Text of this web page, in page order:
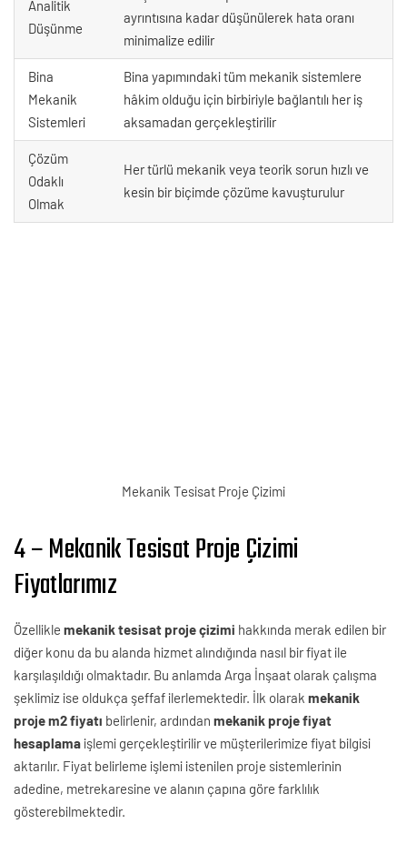
Analitik
Düşünme
ayrıntısına kadar düşünülerek hata oranı
minimalize edilir
Bina
Mekanik
Sistemleri
Bina yapımındaki tüm mekanik sistemlere
hâkim olduğu için birbiriyle bağlantılı her iş
aksamadan gerçekleştirilir
Çözüm
Odaklı
Olmak
Her türlü mekanik veya teorik sorun hızlı ve
kesin bir biçimde çözüme kavuşturulur
Mekanik Tesisat Proje Çizimi
4 – Mekanik Tesisat Proje Çizimi
Fiyatlarımız
Özellikle mekanik tesisat proje çizimi hakkında merak edilen bir
diğer konu da bu alanda hizmet alındığında nasıl bir fiyat ile
karşılaşıldığı olmaktadır. Bu anlamda Arga İnşaat olarak çalışma
şeklimiz ise oldukça şeffaf ilerlemektedir. İlk olarak mekanik
proje m2 fiyatı belirlenir, ardından mekanik proje fiyat
hesaplama işlemi gerçekleştirilir ve müşterilerimize fiyat bilgisi
aktarılır. Fiyat belirleme işlemi istenilen proje sistemlerinin
adedine, metrekaresine ve alanın çapına göre farklılık
gösterebilmektedir.